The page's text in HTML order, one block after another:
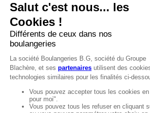
Vous souhaitez nous
Consultez notre FAQ.
FAQ
Recrutement
MENTIONS